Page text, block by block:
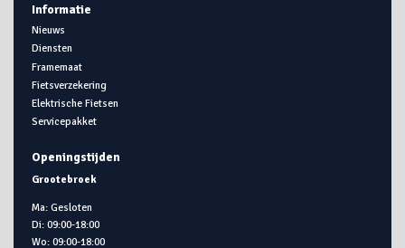
Informatie
Nieuws
Diensten
Framemaat
Fietsverzekering
Elektrische Fietsen
Servicepakket
Openingstijden
Grootebroek
Ma: Gesloten
Di: 09:00-18:00
Wo: 09:00-18:00